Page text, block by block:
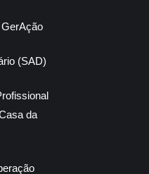
(SAD)
da